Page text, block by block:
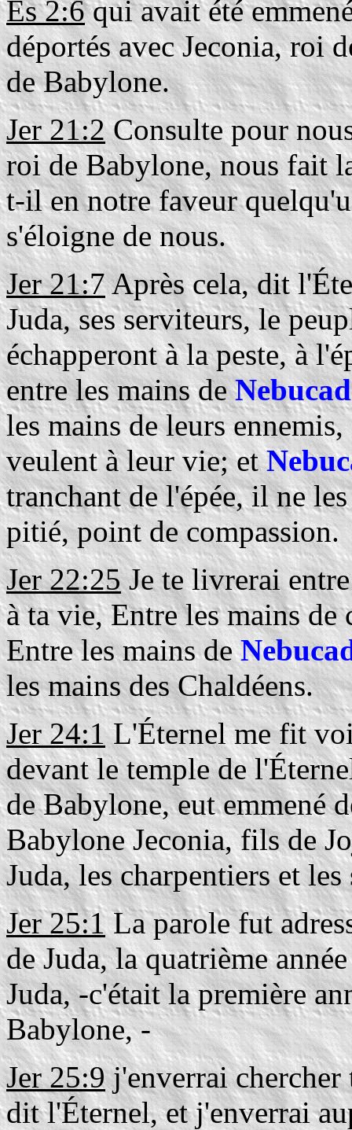
Es 2:6qui avait été
déportés avec Jeconia, roi
de Babylone.
Jer 21:2Consulte pour
roi de Babylone, nous fait
t-il en notre faveur
s'éloigne de nous.
Jer 21:7Après cela, dit
Juda, ses serviteurs, le
échapperont à la peste, à
entre les mains de
les mains de leurs
veulent à leur vie; et
tranchant de l'épée, il ne
pitié, point de compassion.
Jer 22:25Je te livrerai
à ta vie, Entre les mains
Entre les mains de
les mains des Chaldéens.
Jer 24:1L'Éternel me fit
devant le temple de
de Babylone, eut emmené
Babylone Jeconia, fils de
Juda, les charpentiers et
Jer 25:1La parole fut
de Juda, la quatrième
Juda, -c'était la première
Babylone, -
Jer 25:9j'enverrai chercher
dit l'Éternel, et j'enverrai